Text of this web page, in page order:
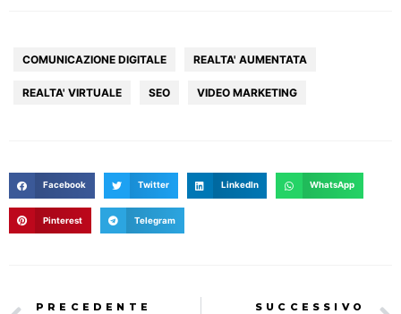
COMUNICAZIONE DIGITALE REALTA' AUMENTATA
REALTA' VIRTUALE SEO VIDEO MARKETING
Facebook Twitter LinkedIn WhatsApp
Pinterest Telegram
PRECEDENTE SUCCESSIVO
AGENZIA
SERVIZI
CLIENTI
BLOG